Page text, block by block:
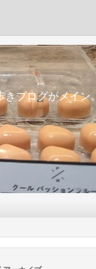
ブログがメイン。